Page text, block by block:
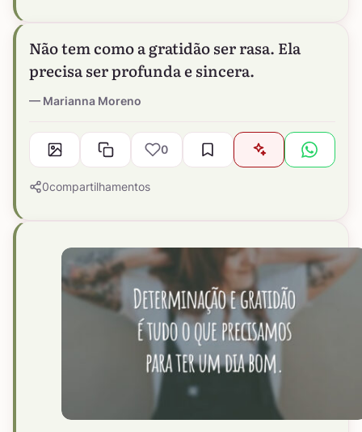
Não tem como a gratidão ser rasa. Ela
precisa ser profunda e sincera.
Marianna Moreno
0
0compartilhamentos